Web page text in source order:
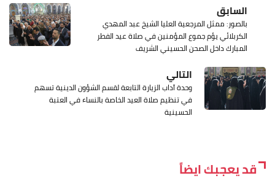
السابق
بالصور: ممثل المرجعية العليا الشيخ عبد المهدي
الكربلائي يؤم جموع المؤمنين في صلاة عيد الفطر
المبارك داخل الصحن الحسيني الشريف
التالي
وحدة آداب الزيارة التابعة لقسم الشؤون الدينية تسهم
في تنظيم صلاة العيد الخاصة بالنساء في العتبة
الحسينية
قد يعجبك ايضاً